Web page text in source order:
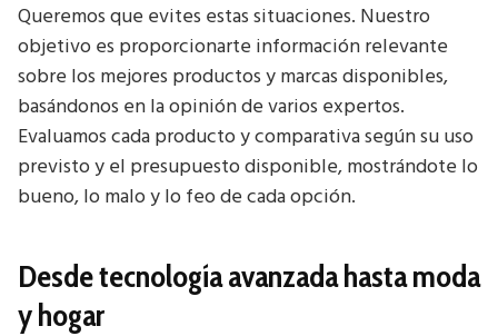
Queremos que evites estas situaciones. Nuestro
objetivo es proporcionarte información relevante
sobre los mejores productos y marcas disponibles,
basándonos en la opinión de varios expertos.
Evaluamos cada producto y comparativa según su uso
previsto y el presupuesto disponible, mostrándote lo
bueno, lo malo y lo feo de cada opción.
Desde tecnología avanzada hasta moda
y hogar